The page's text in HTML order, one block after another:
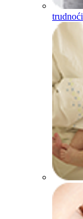
trudnoći